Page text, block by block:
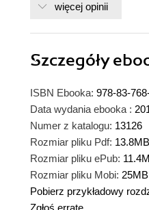
więcej opinii
Szczegóły
ISBN Ebooka: 978-83-
Data wydania ebooka :
Numer z katalogu: 13126
Rozmiar pliku Pdf: 13.8MB
Rozmiar pliku ePub:
Rozmiar pliku Mobi: 25MB
Pobierz przykładowy